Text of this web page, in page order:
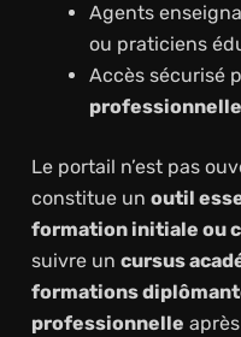
Agents
ou praticiens
Accès sécurisé
Le portail n’est pas
constitue un outil
formation initiale ou
suivre un cursus
formations
professionnelle